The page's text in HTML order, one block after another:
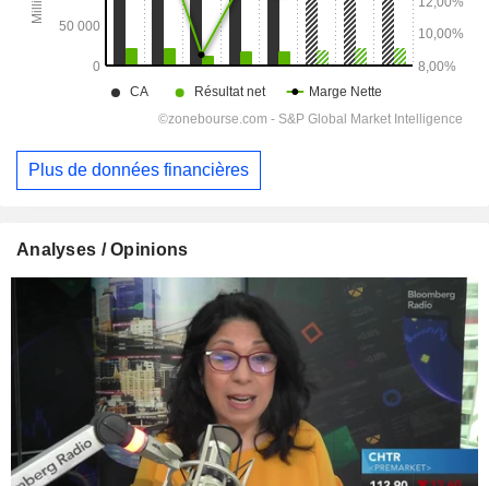
Plus de données financières
Analyses / Opinions